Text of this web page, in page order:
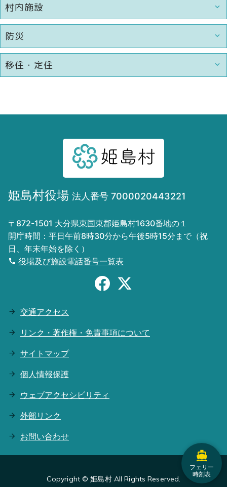
フェリー
時刻表
村内施設
防災
移住・定住
姫島村役場 法人番号 7000020443221
〒872-1501 大分県東国東郡姫島村1630番地の１
開庁時間：平日午前8時30分から午後5時15分まで（祝
日、年末年始を除く）
役場及び施設電話番号一覧表
交通アクセス
リンク・著作権・免責事項について
サイトマップ
個人情報保護
ウェブアクセシビリティ
外部リンク
お問い合わせ
Copyright © 姫島村 All Rights Reserved.